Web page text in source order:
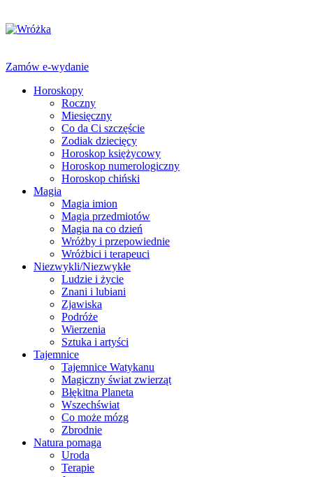
Zamów e-wydanie
Horoskopy
Roczny
Miesięczny
Co da Ci szczęście
Zodiak dziecięcy
Horoskop księżycowy
Horoskop numerologiczny
Horoskop chiński
Magia
Magia imion
Magia przedmiotów
Magia na co dzień
Wróżby i przepowiednie
Wróżbici i terapeuci
Niezwykli/Niezwykłe
Ludzie i życie
Znani i lubiani
Zjawiska
Podróże
Wierzenia
Sztuka i artyści
Tajemnice
Tajemnice Watykanu
Magiczny świat zwierząt
Błękitna Planeta
Wszechświat
Co może mózg
Zbrodnie
Natura pomaga
Uroda
Terapie